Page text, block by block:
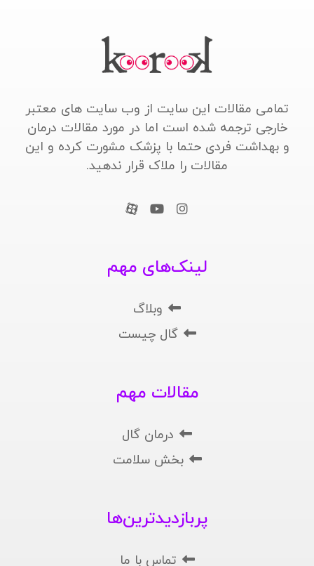
تمامی مقالات این سایت از وب سایت های معتبر
خارجی ترجمه شده است اما در مورد مقالات درمان
و بهداشت فردی حتما با پزشک مشورت کرده و این
مقالات را ملاک قرار ندهید.
لینک‌های مهم
وبلاگ
گال چیست
مقالات مهم
درمان گال
بخش سلامت
پربازدیدترین‌ها
تماس با ما